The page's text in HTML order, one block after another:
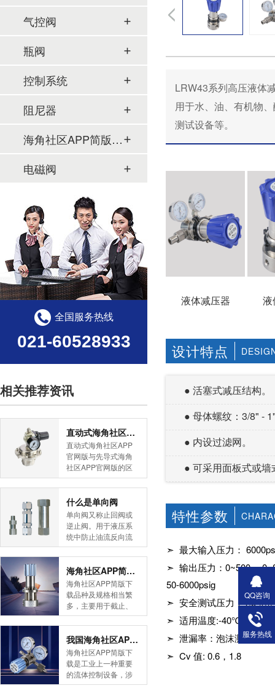
LRW43系列高压液体减
用于水、油、有机物
测试设备等。
液体减压器 液
设计特点
● 活塞式减压结构。
● 母体螺纹：3/8" -
● 内设过滤网。
● 可采用面板式或墙式
特性参数
➣ 最大输入压力：
➣ 输出压力：0~500，
50-6000psig
➣ 安全测试压力：1.5
➣ 适用温度:-40℃至＋
➣ 泄漏率：泡沫测试
➣ Cv 值: 0.6，1.8
气控阀
瓶阀
控制系统
阻尼器
海角社区APP简版下载及管件
电磁阀
全国服务热线
021-60528933
相关推荐资讯
直动式海角社区APP官网版与先导式海角社区APP官网版的区别
直动式海角社区APP
官网版与先导式海角
社区APP官网版的区
别是什么？HJBA8海
角论坛海角社区APP
简版下载告诉您！先
导式海角社区APP官
网版是采用控制阀体
内的启闭件的开度来
调节介质的流量，将
介质的压力降低，同
时借助阀后压力的作
用调节启闭件的开
度，使阀后压力保持
在一定范围内，在进
口压力不断变化的情
在设定的范围内，保
护其后的生活生产器
具。本类海角社区
APP简版下载在管......
什么是单向阀
单向阀又称止回阀或
逆止阀。用于液压系
统中防止油流反向流
动,或者用于气动系统
中防止压缩空气逆向
流动。今天HJBA8海
角论坛海角社区APP
简版下载为您介绍一
下什么是单向阀。
一、简介单向阀有直
通式和直角式两种。
直通式单向阀用螺纹
连接安装在管路上。
直角式单向阀有螺纹
连接、板式连接和法
兰连接三种形式。液
海角社区APP简版下载的维护保养方式有哪些
海角社区APP简版下
载品种及规格相当繁
多，主要用于截止、
导流、稳压、分流
等，用途广泛。正确
和有序有效的维护保
养会保护海角社区
APP简版下载，使海
角社区APP简版下载
正常发挥功能并且延
我国海角社区APP简版下载市场的现状及前景如何
海角社区APP简版下
载是工业上一种重要
的流体控制设备，涉
及到国民经济诸多部
QQ咨询
服务热线